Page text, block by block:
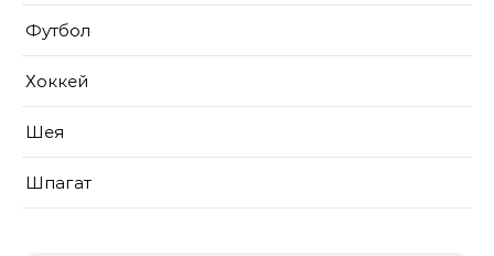
Футбол
Хоккей
Шея
Шпагат